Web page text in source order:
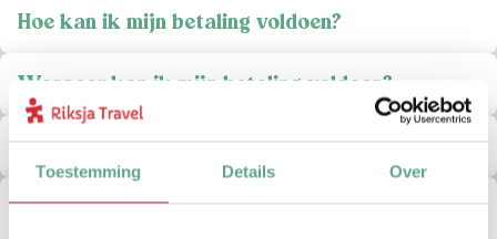
Toestemming Details Over
Hoe kan ik mijn betaling voldoen?
Wanneer kan ik mijn betaling voldoen?
Kunnen jullie bevestigen dat mijn betaling